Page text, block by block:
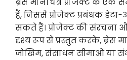
हैं, जिससे प्रोजेक्ट प्रबंधक
सकते हैं। प्रोजेक्ट की संरचना
दृश्य रूप से प्रस्तुत करके, ब्रेस
जोखिम, संसाधन सीमाओं या